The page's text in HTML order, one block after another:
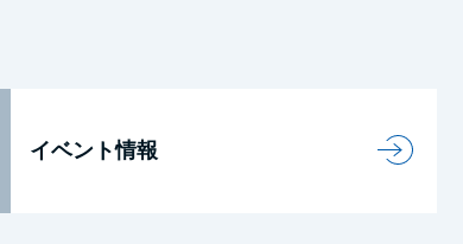
イベント情報